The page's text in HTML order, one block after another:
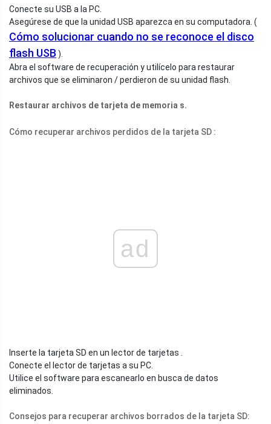
Conecte su USB a la PC.
Asegúrese de que la unidad USB aparezca en su computadora. (
Cómo solucionar cuando no se reconoce el disco
flash USB ).
Abra el software de recuperación y utilícelo para restaurar
archivos que se eliminaron / perdieron de su unidad flash.
Restaurar archivos de tarjeta de memoria s.
Cómo recuperar archivos perdidos de la tarjeta SD :
ad
Inserte la tarjeta SD en un lector de tarjetas .
Conecte el lector de tarjetas a su PC.
Utilice el software para escanearlo en busca de datos
eliminados.
Consejos para recuperar archivos borrados de la tarjeta SD: